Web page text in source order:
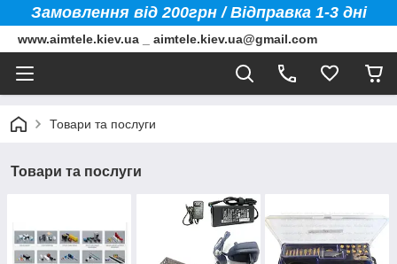
Замовлення від 200грн / Відправка 1-3 дні
www.aimtele.kiev.ua _ aimtele.kiev.ua@gmail.com
Товари та послуги
Товари та послуги